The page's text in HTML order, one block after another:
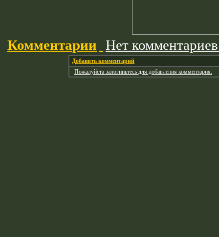
Комментарии Нет
Добавить комментарий
Пожалуйста залогиньтесь для добавления комментария.